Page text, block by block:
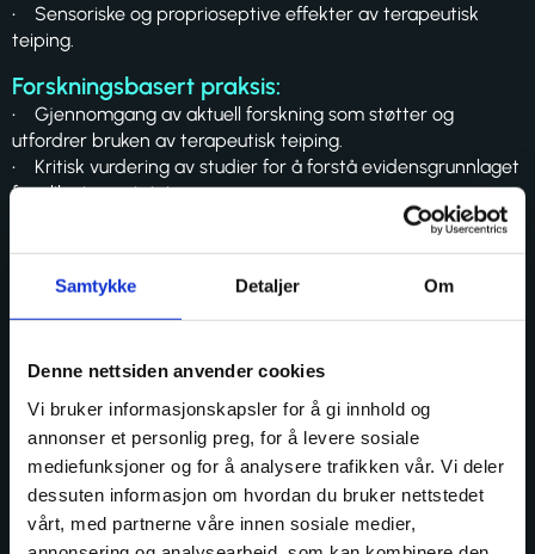
Samtykke Detaljer Om
Denne nettsiden anvender cookies
Vi bruker informasjonskapsler for å gi innhold og
annonser et personlig preg, for å levere sosiale
mediefunksjoner og for å analysere trafikken vår. Vi deler
dessuten informasjon om hvordan du bruker nettstedet
vårt, med partnerne våre innen sosiale medier,
• Sensoriske og proprioseptive effekter av terapeutisk
teiping.
Forskningsbasert praksis:
• Gjennomgang av aktuell forskning som støtter og
utfordrer bruken av terapeutisk teiping.
• Kritisk vurdering av studier for å forstå evidensgrunnlaget
for ulike typer teiping.
• Oversikt over kliniske retningslinjer og anbefalinger.
Praktisk opplæring i korrekt påføring av ulike typer teip.
pasientens spesifikke behov:
• Akutte skader
• Rehabilitering etter operasjoner
• Forebygging av idrettsskader
• Identifisering av kontraindikasjoner og forholdsregler ved
bruk av teip.